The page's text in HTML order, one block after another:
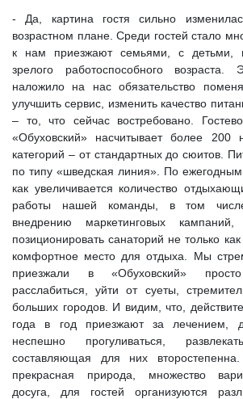
- Да, картина гостя сильно
возрастном плане. Среди гостей стало
к нам приезжают семьями, с детьми,
зрелого работоспособного возраста.
наложило на нас обязательство
улучшить сервис, изменить качество
– то, что сейчас востребовано.
«Обуховский» насчитывает более 200
категорий – от стандартных до сюитов.
по типу «шведская линия». По
как увеличивается количество
работы нашей команды, в том
внедрению маркетинговых
позиционировать санаторий не только
комфортное место для отдыха. Мы
приезжали в «Обуховский» просто
расслабиться, уйти от суеты,
больших городов. И видим, что,
года в год приезжают за лечением,
неспешно прогуливаться,
составляющая для них
прекрасная природа, множество
досуга, для гостей организуются